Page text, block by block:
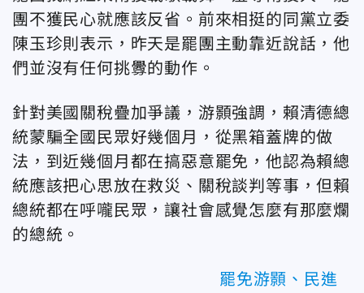
團不獲民心就應該反省。前來相挺的同黨立委
陳玉珍則表示，昨天是罷團主動靠近說話，他
們並沒有任何挑釁的動作。
針對美國關稅疊加爭議，游顥強調，賴清德總
統蒙騙全國民眾好幾個月，從黑箱蓋牌的做
法，到近幾個月都在搞惡意罷免，他認為賴總
統應該把心思放在救災、關稅談判等事，但賴
總統都在呼嚨民眾，讓社會感覺怎麼有那麼爛
的總統。
罷免游顥、民進